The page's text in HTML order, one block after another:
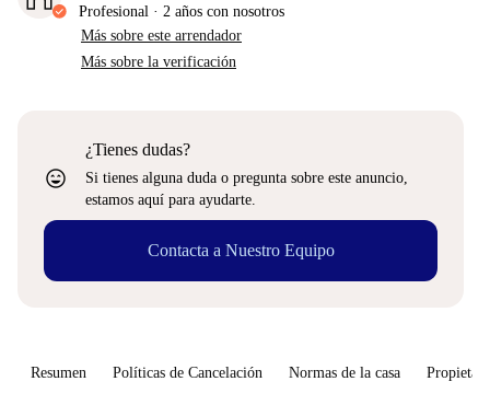
Profesional · 2 años con nosotros
Más sobre este arrendador
Más sobre la verificación
sentiment_very_satisfied
¿Tienes dudas?
Si tienes alguna duda o pregunta sobre este anuncio,
estamos aquí para ayudarte.
Contacta a Nuestro Equipo
Resumen Políticas de Cancelación Normas de la casa